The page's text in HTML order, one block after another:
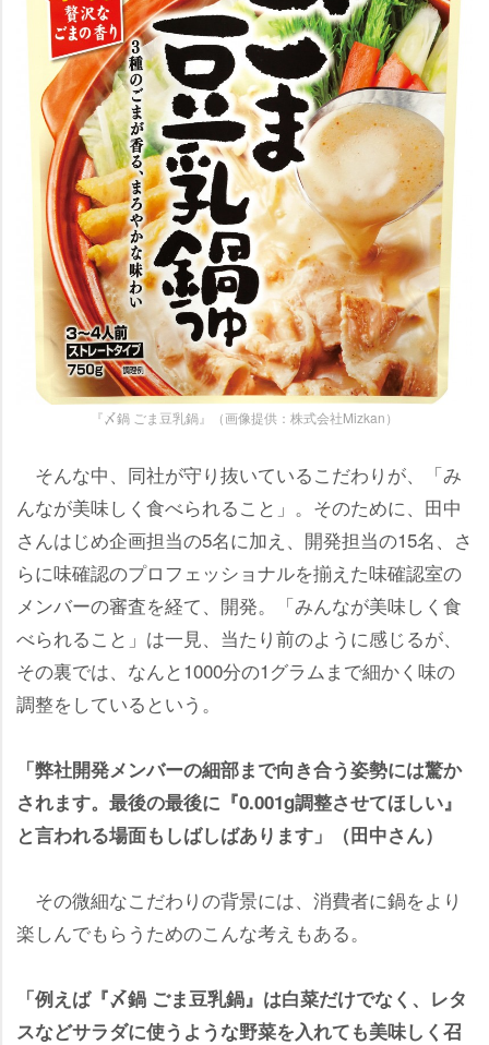
『〆鍋 ごま豆乳鍋』（画像提供：株式会社Mizkan）
そんな中、同社が守り抜いているこだわりが、「み
んなが美味しく食べられること」。そのために、田中
さんはじめ企画担当の5名に加え、開発担当の15名、さ
らに味確認のプロフェッショナルを揃えた味確認室の
メンバーの審査を経て、開発。「みんなが美味しく食
べられること」は一見、当たり前のように感じるが、
その裏では、なんと1000分の1グラムまで細かく味の
調整をしているという。
「弊社開発メンバーの細部まで向き合う姿勢には驚か
されます。最後の最後に『0.001g調整させてほしい』
と言われる場面もしばしばあります」（田中さん）
その微細なこだわりの背景には、消費者に鍋をより
楽しんでもらうためのこんな考えもある。
「例えば『〆鍋 ごま豆乳鍋』は白菜だけでなく、レタ
スなどサラダに使うような野菜を入れても美味しく召